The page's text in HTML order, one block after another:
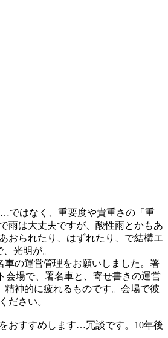
ではなく、重要度や貴重さの「重
雨は大丈夫ですが、酸性雨とかもあ
おられたり、はずれたり、で結構エ
光明が。
車の運営管理をお願いしました。署
会場で、署名車と、寄せ書きの運営
神的に疲れるものです。会場で彼
ださい。
おすすめします…冗談です。10年後